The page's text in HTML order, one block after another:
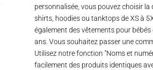
personnalisée, vous pouvez choisir
shirts, hoodies ou tanktops de XS à
également des vêtements pour
ans. Vous souhaitez passer une
Utilisez notre fonction "Noms et
facilement des produits identiques